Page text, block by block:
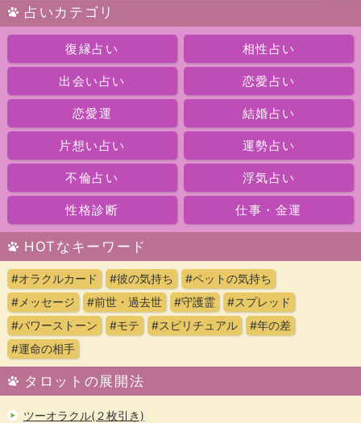
占いカテゴリ
復縁占い 相性占い
出会い占い 恋愛占い
恋愛運 結婚占い
片想い占い 運勢占い
不倫占い 浮気占い
性格診断 仕事・金運
HOTなキーワード
#オラクルカード #彼の気持ち
#ペットの気持ち
#メッセージ
#前世・過去世 #守護霊
#スプレッド
#パワーストーン
#モテ #スピリチュアル
#年の差
#運命の相手
タロットの展開法
ツーオラクル(２枚引き)